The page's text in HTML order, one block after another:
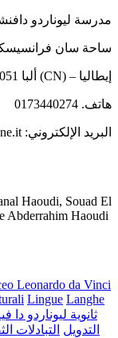
مدرسة ليوناردو
ساحة سان
12051 ألبا (CN) – إيطاليا
هاتف. 0173440274
البريد الإلكتروني: cnpm04000x@istruzione.it
Haoudi, Souad El
Abderrahim Haoudi
Leonardo da Vinci
Lingue Langhe
ثانوية ليوناردو دا
التدويل التبادلات